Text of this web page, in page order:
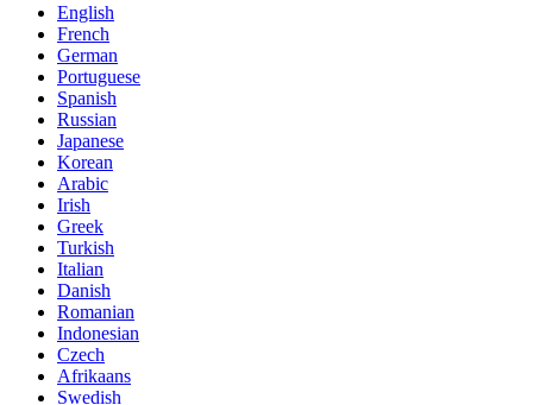
English
French
German
Portuguese
Spanish
Russian
Japanese
Korean
Arabic
Irish
Greek
Turkish
Italian
Danish
Romanian
Indonesian
Czech
Afrikaans
Swedish